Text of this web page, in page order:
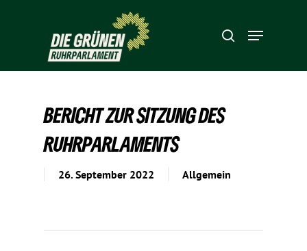
BERICHT ZUR SITZUNG DES
RUHRPARLAMENTS
26. September 2022 Allgemein